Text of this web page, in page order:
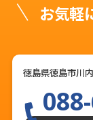
お気軽
徳島県徳島市川